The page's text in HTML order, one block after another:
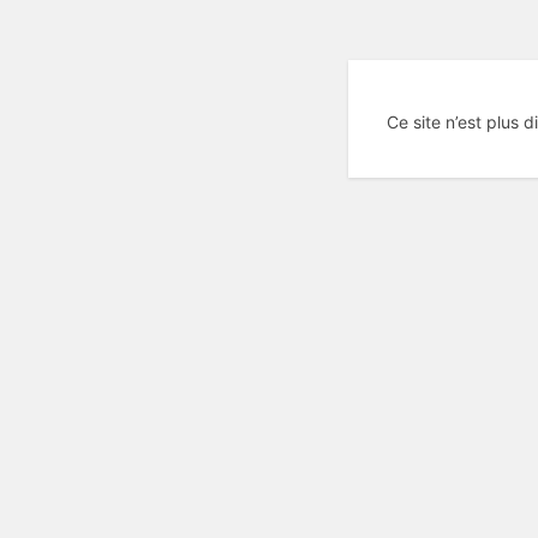
Ce site n’est plus